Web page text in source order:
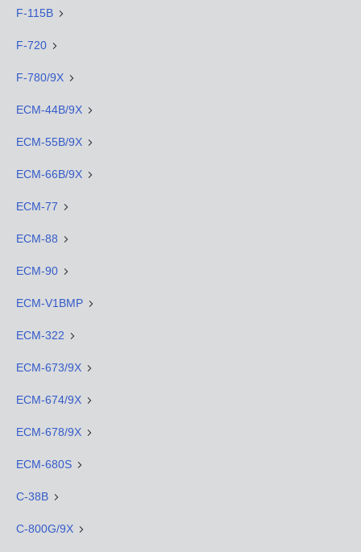
F-115B
F-720
F-780/9X
ECM-44B/9X
ECM-55B/9X
ECM-66B/9X
ECM-77
ECM-88
ECM-90
ECM-V1BMP
ECM-322
ECM-673/9X
ECM-674/9X
ECM-678/9X
ECM-680S
C-38B
C-800G/9X